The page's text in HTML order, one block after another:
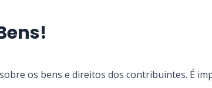
os bens e direitos dos contribuintes. É